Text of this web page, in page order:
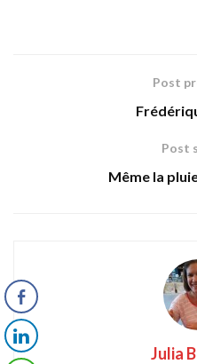
Post
Post
Même la
Julia